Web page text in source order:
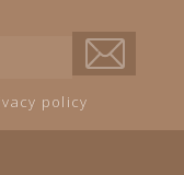
policy